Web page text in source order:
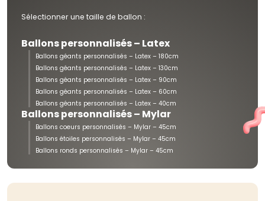
Sélectionner une taille de ballon :
Ballons personnalisés – Latex
Ballons géants personnalisés – Latex – 180cm
Ballons géants personnalisés – Latex – 130cm
Ballons géants personnalisés – Latex – 90cm
Ballons géants personnalisés – Latex – 60cm
Ballons géants personnalisés – Latex – 40cm
Ballons personnalisés – Mylar
Ballons coeurs personnalisés – Mylar – 45cm
Ballons étoiles personnalisés – Mylar – 45cm
Ballons ronds personnalisés – Mylar – 45cm